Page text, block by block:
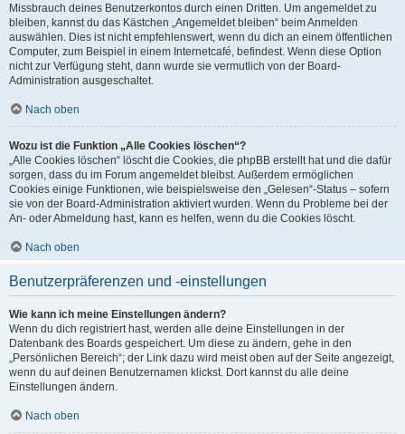
Missbrauch deines Benutzerkontos durch einen Dritten. Um angemeldet zu
bleiben, kannst du das Kästchen „Angemeldet bleiben“ beim Anmelden
auswählen. Dies ist nicht empfehlenswert, wenn du dich an einem öffentlichen
Computer, zum Beispiel in einem Internetcafé, befindest. Wenn diese Option
nicht zur Verfügung steht, dann wurde sie vermutlich von der Board-
Administration ausgeschaltet.
Nach oben
Wozu ist die Funktion „Alle Cookies löschen“?
„Alle Cookies löschen“ löscht die Cookies, die phpBB erstellt hat und die dafür
sorgen, dass du im Forum angemeldet bleibst. Außerdem ermöglichen
Cookies einige Funktionen, wie beispielsweise den „Gelesen“-Status – sofern
sie von der Board-Administration aktiviert wurden. Wenn du Probleme bei der
An- oder Abmeldung hast, kann es helfen, wenn du die Cookies löscht.
Nach oben
Benutzerpräferenzen und -einstellungen
Wie kann ich meine Einstellungen ändern?
Wenn du dich registriert hast, werden alle deine Einstellungen in der
Datenbank des Boards gespeichert. Um diese zu ändern, gehe in den
„Persönlichen Bereich“; der Link dazu wird meist oben auf der Seite angezeigt,
wenn du auf deinen Benutzernamen klickst. Dort kannst du alle deine
Einstellungen ändern.
Nach oben